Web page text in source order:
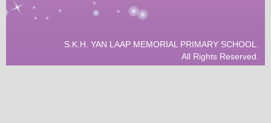
S.K.H. YAN LAAP MEMORIAL PRIMARY SCHOOL.
All Rights Reserved.